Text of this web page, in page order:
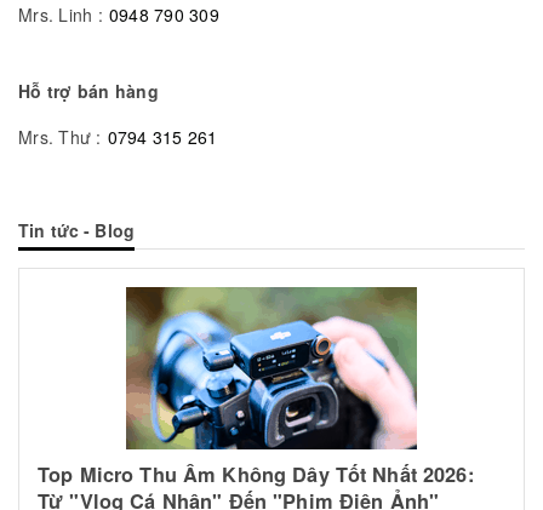
Mrs. Linh : 0948 790 309
Hỗ trợ bán hàng
Mrs. Thư : 0794 315 261
Tin tức - Blog
Top Micro Thu Âm Không Dây Tốt Nhất 2026:
Từ "Vlog Cá Nhân" Đến "Phim Điện Ảnh"